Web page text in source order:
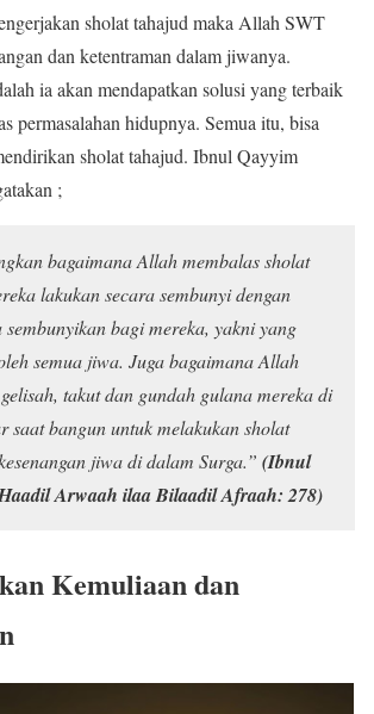
sholat tahajud maka Allah SWT
dan ketentraman dalam jiwanya.
ia akan mendapatkan solusi yang terbaik
permasalahan hidupnya. Semua itu, bisa
sholat tahajud. Ibnul Qayyim
;
bagaimana Allah membalas sholat
lakukan secara sembunyi dengan
bagi mereka, yakni yang
semua jiwa. Juga bagaimana Allah
takut dan gundah gulana mereka di
saat bangun untuk melakukan sholat
jiwa di dalam Surga.” (Ibnul
Arwaah ilaa Bilaadil Afraah: 278)
Kemuliaan dan